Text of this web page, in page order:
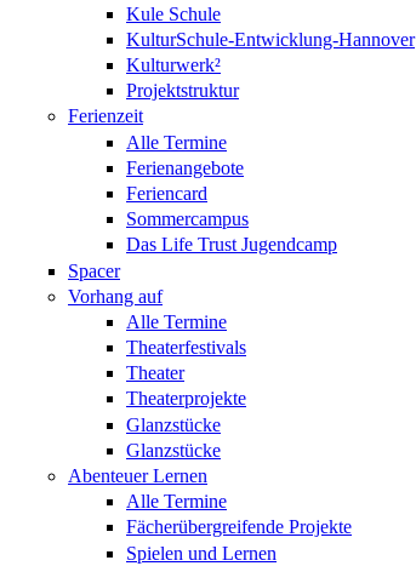
Kule Schule
KulturSchule-Entwicklung-Hannover
Kulturwerk²
Projektstruktur
Ferienzeit
Alle Termine
Ferienangebote
Feriencard
Sommercampus
Das Life Trust Jugendcamp
Spacer
Vorhang auf
Alle Termine
Theaterfestivals
Theater
Theaterprojekte
Glanzstücke
Glanzstücke
Abenteuer Lernen
Alle Termine
Fächerübergreifende Projekte
Spielen und Lernen